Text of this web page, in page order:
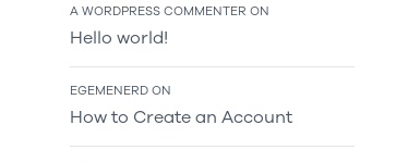
A WORDPRESS COMMENTER ON
Hello world!
EGEMENERD ON
How to Create an Account